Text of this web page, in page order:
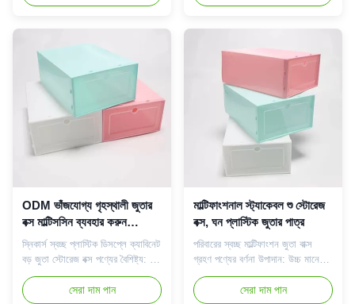
চুম্বক সহ সাইড ড্রপ ডোর পরিষ্কার
সাশ্রয় করে। * UV সুরক্ষা প্যানেল
সূর্য...
ড্রপ ডোর পরিষ্কার করুন, স্নিকার
UV সুরক্ষা প্যানেল সূর্যালোকের ...
ODM ভাঁজযোগ্য গৃহস্থালী জুতার
বক্স মাল্টিসসিন ব্যবহার করুন
স্ট্যাকযোগ্য একত্রিত স্থান সংরক্ষণ
স্নিকার্স স্বচ্ছ প্লাস্টিক ডিসপ্লে ক্যাবিনেট
বড় জুতা স্টোরেজ বক্স পণ্যের বৈশিষ্ট্য: *
বিভিন্ন ধরণের স্নিকার্সের জন্য বড় মাত্রা
মাপসই * চুম্বক সহ সাইড ড্রপ ডোর
সেরা দাম পান
মাল্টিফাংশনাল স্ট্যাকেবল শু স্টোরেজ
বক্স, ঘন প্লাস্টিক জুতার পাত্র
পরিবারের স্বচ্ছ মাল্টিফাংশন জুতা বাক্স
গ্রহণ পণ্যের বর্ণনা উপাদান: উচ্চ মানের
পিপি উপাদান রঙ: পরিষ্কার আকার: প্রতিটি
জুতার বাক্সের বাইরের আকার:
সেরা দাম পান